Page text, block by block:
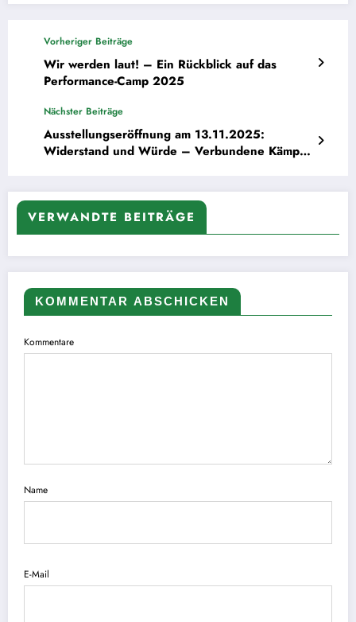
Vorheriger Beiträge
Wir werden laut! – Ein Rückblick auf das
Performance-Camp 2025
Nächster Beiträge
Ausstellungseröffnung am 13.11.2025:
Widerstand und Würde – Verbundene Kämpfe
VERWANDTE BEITRÄGE
KOMMENTAR ABSCHICKEN
Kommentare
Name
E-Mail